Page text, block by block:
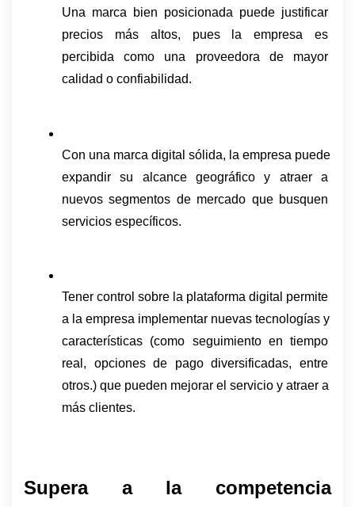
Una marca bien posicionada puede justificar
precios más altos, pues la empresa es
percibida como una proveedora de mayor
calidad o confiabilidad.
Con una marca digital sólida, la empresa puede
expandir su alcance geográfico y atraer a
nuevos segmentos de mercado que busquen
servicios específicos.
Tener control sobre la plataforma digital permite
a la empresa implementar nuevas tecnologías y
características (como seguimiento en tiempo
real, opciones de pago diversificadas, entre
otros.) que pueden mejorar el servicio y atraer a
más clientes.
Supera a la competencia